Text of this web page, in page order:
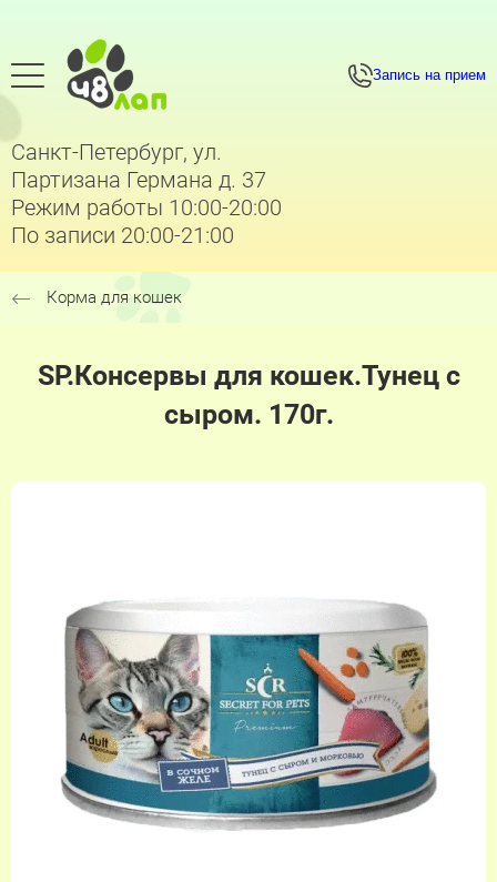
Запись на прием
Санкт-Петербург, ул.
Партизана Германа д. 37
Режим работы 10:00-20:00
По записи 20:00-21:00
Корма для кошек
SP.Консервы для кошек.Тунец с
сыром. 170г.